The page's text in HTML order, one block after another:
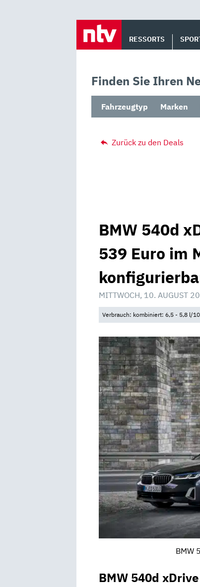
RESSORTS
Finden Sie Ihren
Fahrzeugtyp Marken
Zurück zu den Deals
BMW 540d
539 Euro im
MITTWOCH, 10. AUGUST
Verbrauch: kombiniert: 6,5 - 5,8 l/
BMW
BMW 540d